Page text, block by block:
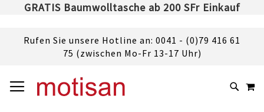
GRATIS Baumwolltasche ab 200 SFr Einkauf
Rufen Sie unsere Hotline an: 0041 - (0)79 416 61
75 (zwischen Mo-Fr 13-17 Uhr)
ZUM
INHALT
SUCHE